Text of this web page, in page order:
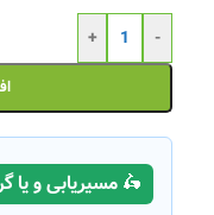
-
+
🛵 مسیریابی و یا